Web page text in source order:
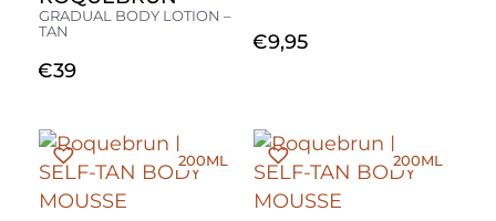
GRADUAL BODY LOTION –
TAN
€39
€9,95
200ML 200ML